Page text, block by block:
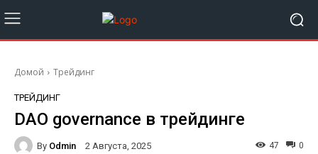
Домой Трейдинг
ТРЕЙДИНГ
DAO governance в трейдинге
By Odmin 2 Августа, 2025 0
47